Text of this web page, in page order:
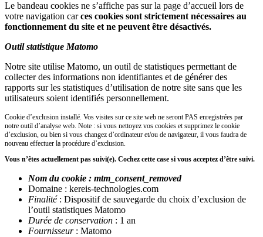
Le bandeau cookies ne s’affiche pas sur la page d’accueil lors de
votre navigation carces cookies sont strictement nécessaires au
fonctionnement du site et ne peuvent être désactivés.
Outil statistique Matomo
Notre site utilise Matomo, un outil de statistiques permettant de
collecter des informations non identifiantes et de générer des
rapports sur les statistiques d’utilisation de notre site sans que les
utilisateurs soient identifiés personnellement.
Cookie d’exclusion installé. Vos visites sur ce site web ne seront PAS enregistrées par
notre outil d’analyse web. Note : si vous nettoyez vos cookies et supprimez le cookie
d’exclusion, ou bien si vous changez d’ordinateur et/ou de navigateur, il vous faudra de
nouveau effectuer la procédure d’exclusion.
Vous n’êtes actuellement pas suivi(e). Cochez cette case si vous acceptez d’être suivi.
Nom du cookie : mtm_consent_removed
Domaine : kereis-technologies.com
Finalité: Dispositif de sauvegarde du choix d’exclusion de
l’outil statistiques Matomo
Durée de conservation : 1 an
Fournisseur: Matomo